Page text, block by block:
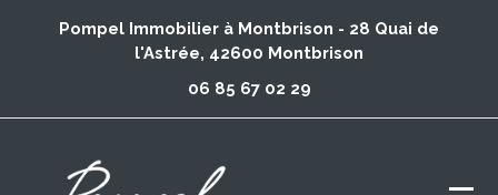
Pompel Immobilier à Montbrison - 28 Quai de
l'Astrée, 42600 Montbrison
06 85 67 02 29